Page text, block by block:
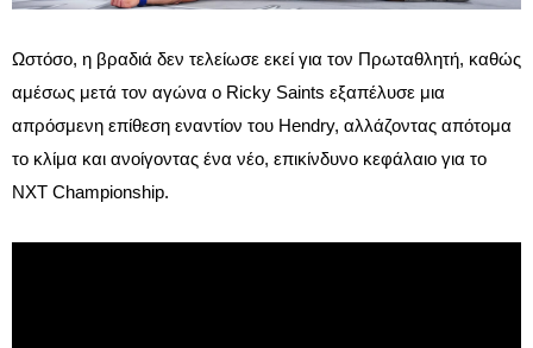
Ωστόσο, η βραδιά δεν τελείωσε εκεί για τον Πρωταθλητή, καθώς
αμέσως μετά τον αγώνα ο Ricky Saints εξαπέλυσε μια
απρόσμενη επίθεση εναντίον του Hendry, αλλάζοντας απότομα
το κλίμα και ανοίγοντας ένα νέο, επικίνδυνο κεφάλαιο για το
NXT Championship.